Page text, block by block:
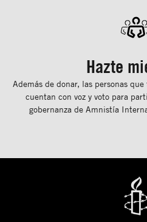
Hazte
Además de donar, las personas
cuentan con voz y voto para
gobernanza de Amnistía